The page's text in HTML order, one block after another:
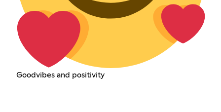
Goodvibes and positivity